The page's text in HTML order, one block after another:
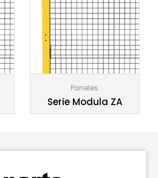
Paneles
Serie Modula ZA